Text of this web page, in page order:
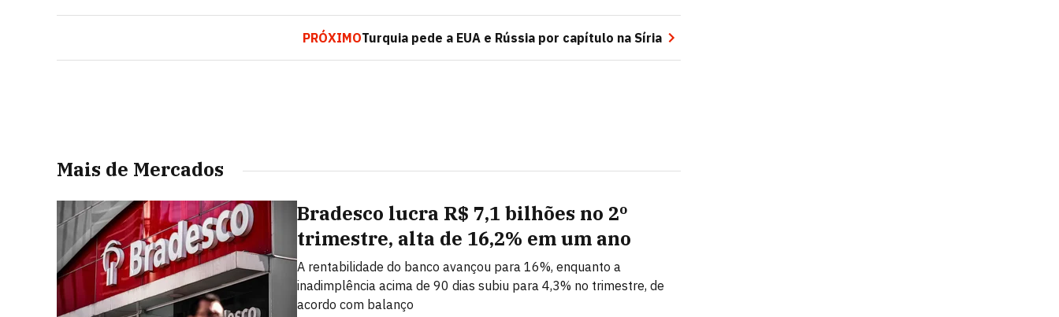
PRÓXIMOTurquia pede a EUA e Rússia por capítulo na Síria
Mais de Mercados
Bradesco lucra R$ 7,1 bilhões no 2º
trimestre, alta de 16,2% em um ano
A rentabilidade do banco avançou para 16%, enquanto a
inadimplência acima de 90 dias subiu para 4,3% no trimestre, de
acordo com balanço